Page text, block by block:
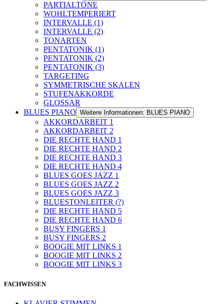
PARTIALTÖNE
WOHLTEMPERIERT
INTERVALLE (1)
INTERVALLE (2)
TONARTEN
PENTATONIK (1)
PENTATONIK (2)
PENTATONIK (3)
TARGETING
SYMMETRISCHE SKALEN
STUFENAKKORDE
GLOSSAR
BLUES PIANO Weitere Informationen: BLUES PIANO
AKKORDARBEIT 1
AKKORDARBEIT 2
DIE RECHTE HAND 1
DIE RECHTE HAND 2
DIE RECHTE HAND 3
DIE RECHTE HAND 4
BLUES GOES JAZZ 1
BLUES GOES JAZZ 2
BLUES GOES JAZZ 3
BLUESTONLEITER (?)
DIE RECHTE HAND 5
DIE RECHTE HAND 6
BUSY FINGERS 1
BUSY FINGERS 2
BOOGIE MIT LINKS 1
BOOGIE MIT LINKS 2
BOOGIE MIT LINKS 3
FACHWISSEN